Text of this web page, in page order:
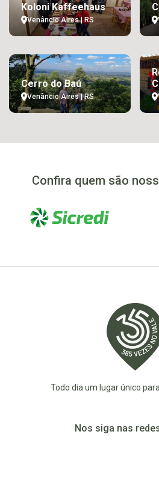
Koloni Kaffeehaus
Venâncio Aires | RS
Cerro do Baú
Venâncio Aires | RS
Confira quem são
Todo dia um lugar único
Nos siga nas